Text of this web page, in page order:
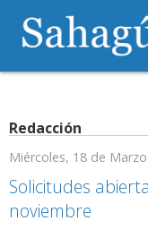
Redacción
Miércoles, 18 de
Solicitudes
noviembre